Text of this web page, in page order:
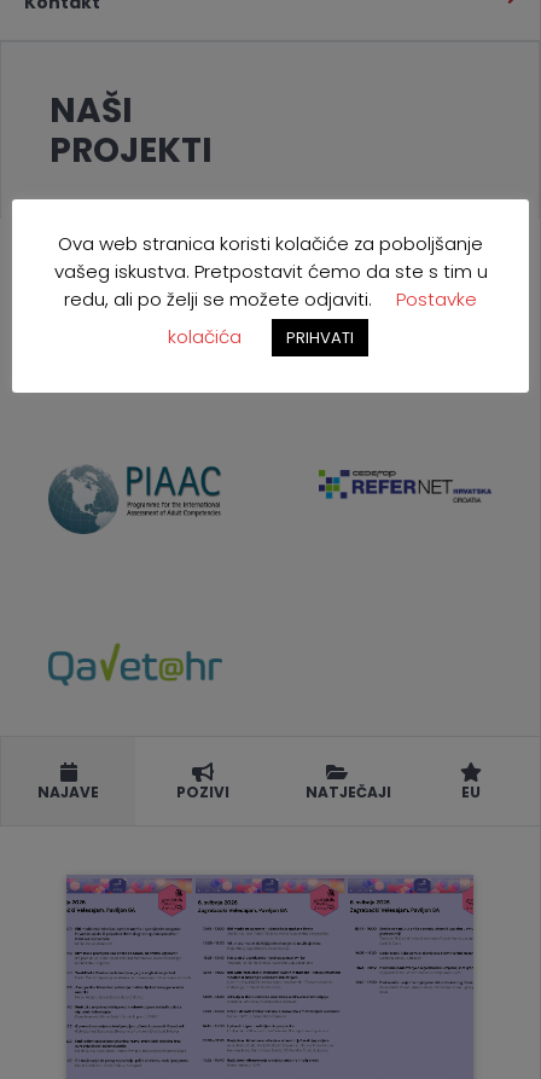
NAŠI
PROJEKTI
NAJAVE POZIVI NATJEČAJI EU
Ova web stranica koristi kolačiće za poboljšanje
vašeg iskustva. Pretpostavit ćemo da ste s tim u
redu, ali po želji se možete odjaviti.
Postavke
kolačića
PRIHVATI